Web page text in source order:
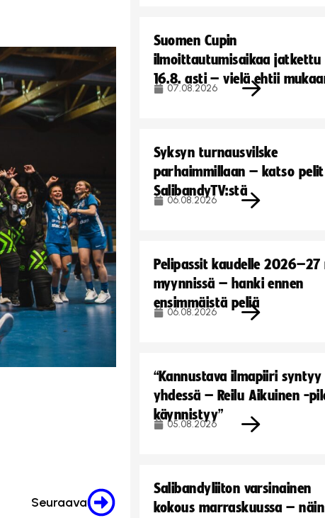
Seuraava
Suomen Cupin
ilmoittautumisaikaa jatkettu
16.8. asti – vielä ehtii
07.08.2026
Syksyn turnausvilske
parhaimmillaan – katso pelit
SalibandyTV:stä
06.08.2026
Pelipassit kaudelle
myynnissä – hanki ennen
ensimmäistä peliä
06.08.2026
“Kannustava ilmapiiri syntyy
yhdessä – Reilu Aikuinen -
käynnistyy”
05.08.2026
Salibandyliiton varsinainen
kokous marraskuussa – näin